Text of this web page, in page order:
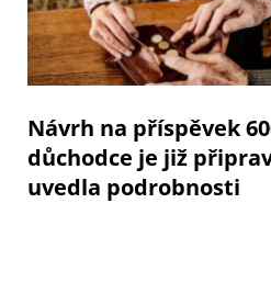
Návrh na příspěvek
důchodce je již
uvedla podrobnosti